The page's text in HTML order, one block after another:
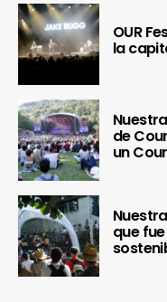
OUR
la
de
un
que